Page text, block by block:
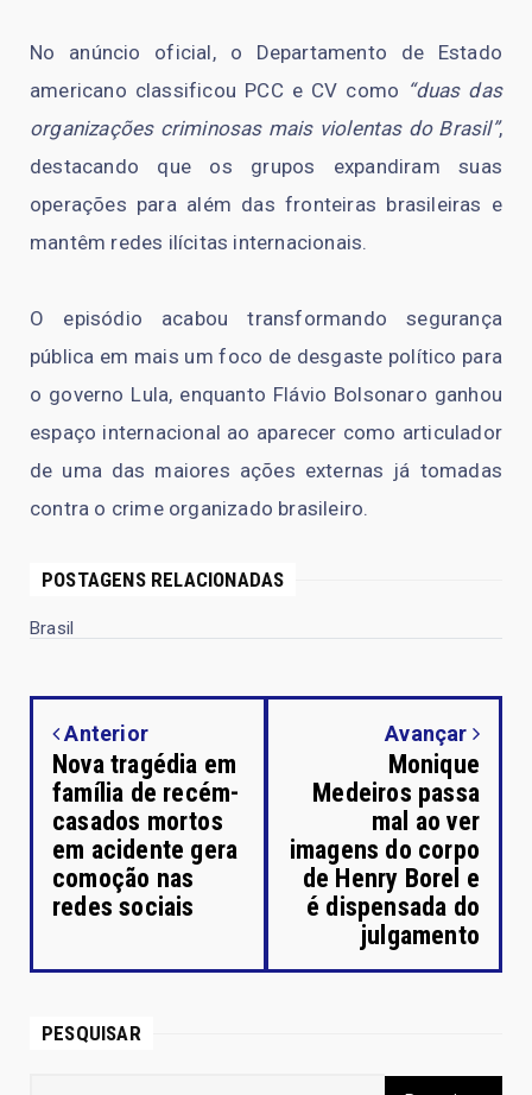
No anúncio oficial, o Departamento de Estado
americano classificou PCC e CV como “duas das
organizações criminosas mais violentas do Brasil”,
destacando que os grupos expandiram suas
operações para além das fronteiras brasileiras e
mantêm redes ilícitas internacionais.
O episódio acabou transformando segurança
pública em mais um foco de desgaste político para
o governo Lula, enquanto Flávio Bolsonaro ganhou
espaço internacional ao aparecer como articulador
de uma das maiores ações externas já tomadas
contra o crime organizado brasileiro.
POSTAGENS RELACIONADAS
Brasil
Anterior
Nova tragédia em
família de recém-
casados mortos
em acidente gera
comoção nas
redes sociais
Avançar
Monique
Medeiros passa
mal ao ver
imagens do corpo
de Henry Borel e
é dispensada do
julgamento
PESQUISAR